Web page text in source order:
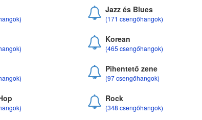
Jazz és Blues
(171 csengőhangok)
Korean
(465 csengőhangok)
Pihentető zene
(97 csengőhangok)
Rock
(348 csengőhangok)